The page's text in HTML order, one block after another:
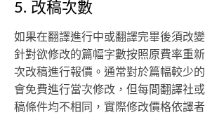
5. 改稿次數
如果在翻譯進行中或翻譯完畢後須改
針對欲修改的篇幅字數按照原費率重
次改稿進行報價。通常對於篇幅較少
會免費進行當次修改，但每間翻譯社
稿條件均不相同，實際修改價格依譯